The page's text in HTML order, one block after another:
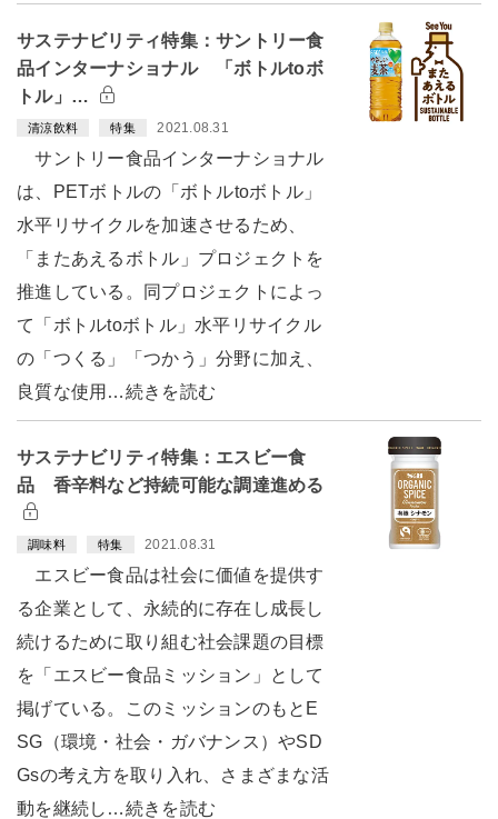
サステナビリティ特集：サントリー食
品インターナショナル 「ボトルtoボ
トル」…
清涼飲料 特集 2021.08.31
サントリー食品インターナショナル
は、PETボトルの「ボトルtoボトル」
水平リサイクルを加速させるため、
「またあえるボトル」プロジェクトを
推進している。同プロジェクトによっ
て「ボトルtoボトル」水平リサイクル
の「つくる」「つかう」分野に加え、
良質な使用…続きを読む
サステナビリティ特集：エスビー食
品 香辛料など持続可能な調達進める
調味料 特集 2021.08.31
エスビー食品は社会に価値を提供す
る企業として、永続的に存在し成長し
続けるために取り組む社会課題の目標
を「エスビー食品ミッション」として
掲げている。このミッションのもとE
SG（環境・社会・ガバナンス）やSD
Gsの考え方を取り入れ、さまざまな活
動を継続し…続きを読む